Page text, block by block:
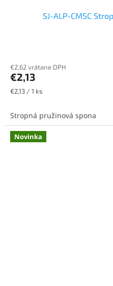
SJ-ALP-CMSC
€2,62 vrátane DPH
€2,13
Jednotková
€2,13 / 1 ks
Stropná pružinová spona
Novinka